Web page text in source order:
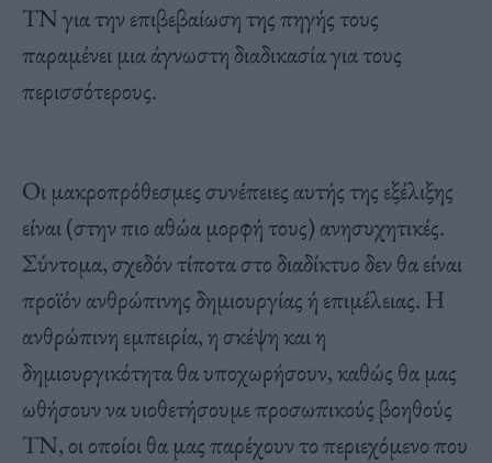
ΤΝ για την επιβεβαίωση της πηγής τους
παραμένει μια άγνωστη διαδικασία για τους
περισσότερους.
Οι μακροπρόθεσμες συνέπειες αυτής της εξέλιξης
είναι (στην πιο αθώα μορφή τους) ανησυχητικές.
Σύντομα, σχεδόν τίποτα στο διαδίκτυο δεν θα είναι
προϊόν ανθρώπινης δημιουργίας ή επιμέλειας. Η
ανθρώπινη εμπειρία, η σκέψη και η
δημιουργικότητα θα υποχωρήσουν, καθώς θα μας
ωθήσουν να υιοθετήσουμε προσωπικούς βοηθούς
ΤΝ, οι οποίοι θα μας παρέχουν το περιεχόμενο που